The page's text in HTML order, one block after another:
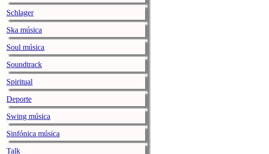
Schlager
Ska música
Soul música
Soundtrack
Spiritual
Deporte
Swing música
Sinfónica música
Talk